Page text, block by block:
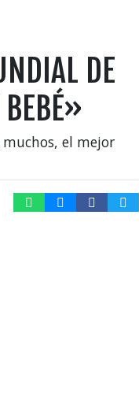
DE
muchos, el mejor